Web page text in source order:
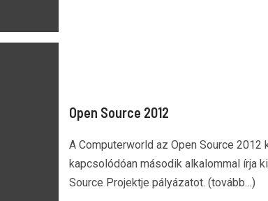
Open Source 2012
A Computerworld az Open Source 2012
kapcsolódóan második alkalommal írja
Source Projektje pályázatot. (tovább…)